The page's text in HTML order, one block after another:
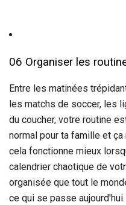
06 Organiser les
Entre les matinées
les matchs de soccer, les
du coucher, votre routine
normal pour ta famille et
cela fonctionne mieux
calendrier chaotique de
organisée que tout le
ce qui se passe aujourd'hui.